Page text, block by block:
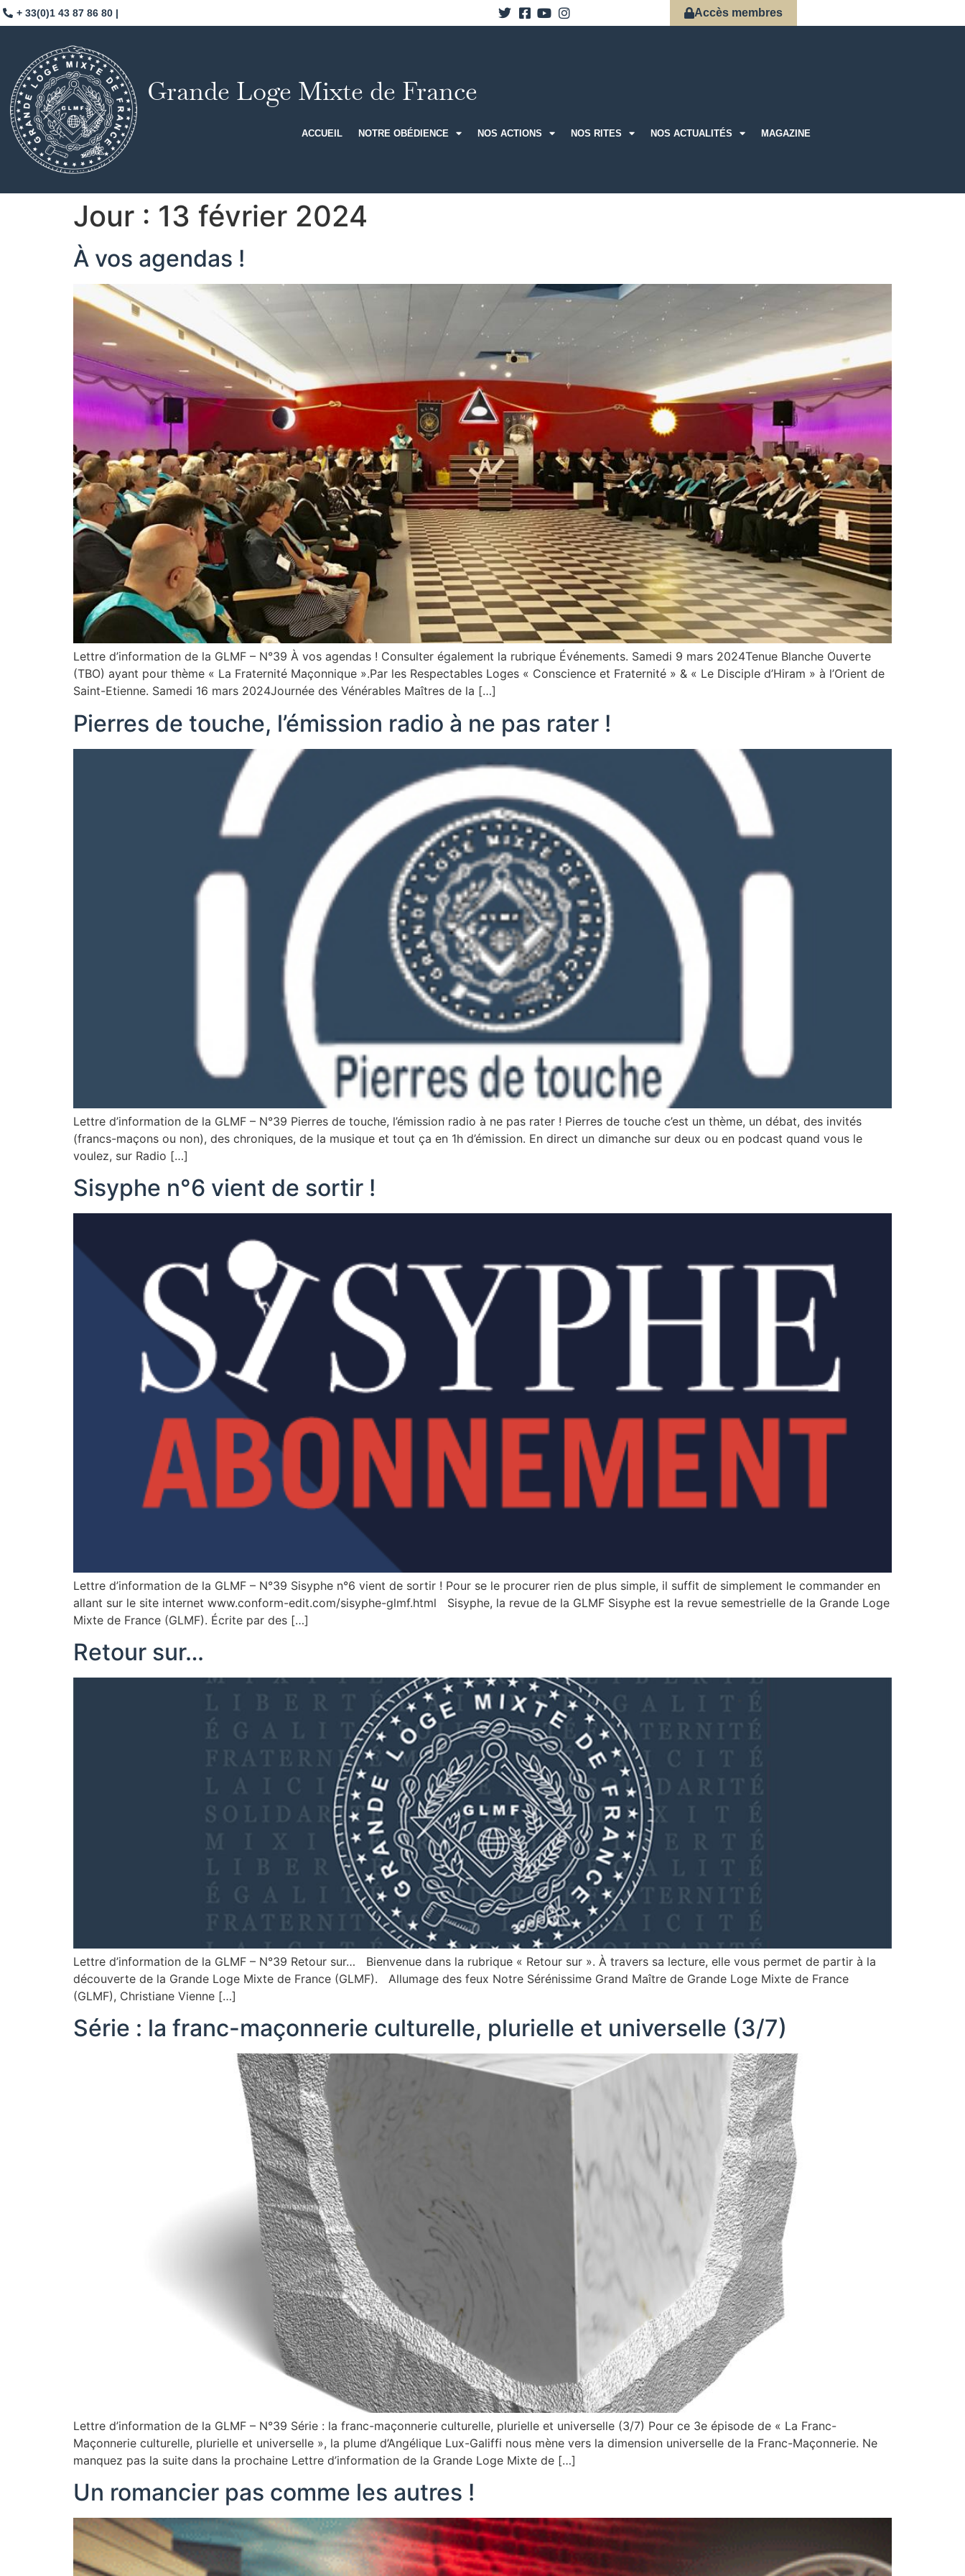
+ 33(0)1 43 87 86 80 | Accès membres
Grande Loge Mixte de France
ACCUEIL NOTRE OBÉDIENCE NOS ACTIONS NOS RITES NOS ACTUALITÉS MAGAZINE
Jour : 13 février 2024
À vos agendas !
Lettre d’information de la GLMF – N°39 À vos agendas ! Consulter également la rubrique Événements. Samedi 9 mars 2024Tenue Blanche Ouverte
(TBO) ayant pour thème « La Fraternité Maçonnique ».Par les Respectables Loges « Conscience et Fraternité » & « Le Disciple d’Hiram » à l’Orient de
Saint-Etienne. Samedi 16 mars 2024Journée des Vénérables Maîtres de la […]
Pierres de touche, l’émission radio à ne pas rater !
Lettre d’information de la GLMF – N°39 Pierres de touche, l’émission radio à ne pas rater ! Pierres de touche c’est un thème, un débat, des invités
(francs-maçons ou non), des chroniques, de la musique et tout ça en 1h d’émission. En direct un dimanche sur deux ou en podcast quand vous le
voulez, sur Radio […]
Sisyphe n°6 vient de sortir !
Lettre d’information de la GLMF – N°39 Sisyphe n°6 vient de sortir ! Pour se le procurer rien de plus simple, il suffit de simplement le commander en
allant sur le site internet www.conform-edit.com/sisyphe-glmf.html Sisyphe, la revue de la GLMF Sisyphe est la revue semestrielle de la Grande Loge
Mixte de France (GLMF). Écrite par des […]
Retour sur…
Lettre d’information de la GLMF – N°39 Retour sur… Bienvenue dans la rubrique « Retour sur ». À travers sa lecture, elle vous permet de partir à la
découverte de la Grande Loge Mixte de France (GLMF). Allumage des feux Notre Sérénissime Grand Maître de Grande Loge Mixte de France
(GLMF), Christiane Vienne […]
Série : la franc-maçonnerie culturelle, plurielle et universelle (3/7)
Lettre d’information de la GLMF – N°39 Série : la franc-maçonnerie culturelle, plurielle et universelle (3/7) Pour ce 3e épisode de « La Franc-
Maçonnerie culturelle, plurielle et universelle », la plume d’Angélique Lux-Galiffi nous mène vers la dimension universelle de la Franc-Maçonnerie. Ne
manquez pas la suite dans la prochaine Lettre d’information de la Grande Loge Mixte de […]
Un romancier pas comme les autres !